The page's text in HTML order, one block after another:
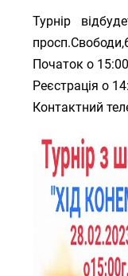
Турнір
Початок о
Реєстрація о
Контактний